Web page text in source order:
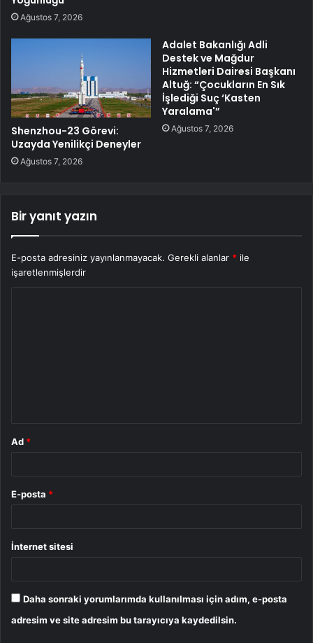
Ağustos 7, 2026
Shenzhou-23 Görevi:
Uzayda Yenilikçi Deneyler
Ağustos 7, 2026
Adalet Bakanlığı Adli
Destek ve Mağdur
Hizmetleri Dairesi Başkanı
Altuğ: “Çocukların En Sık
İşlediği Suç ‘Kasten
Yaralama'”
Ağustos 7, 2026
Bir yanıt yazın
E-posta adresiniz yayınlanmayacak. Gerekli alanlar * ile
işaretlenmişlerdir
Ad *
E-posta *
İnternet sitesi
Daha sonraki yorumlarımda kullanılması için adım, e-posta
adresim ve site adresim bu tarayıcıya kaydedilsin.